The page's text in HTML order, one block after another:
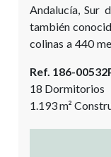
Andalucía, Sur
también
colinas a 440
Tropical. Esta
minutos de la
mansión se
Ref. 186-
18 Dormitorios
1.193m²